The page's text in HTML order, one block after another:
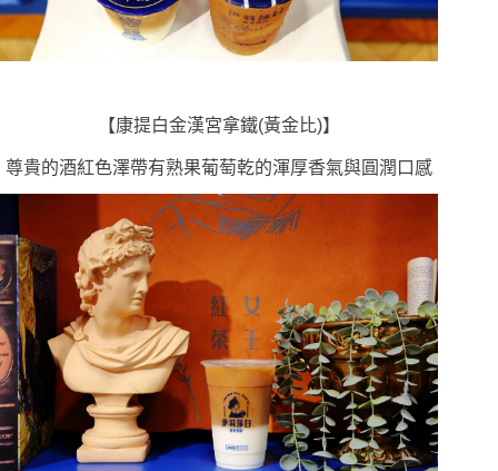
【康提白金漢宮拿鐵(黃金比)】
尊貴的酒紅色澤帶有熟果葡萄乾的渾厚香氣與圓潤口感